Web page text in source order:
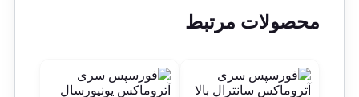
محصولات مرتبط